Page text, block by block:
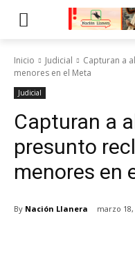
Inicio Judicial
Capturan a
menores en el Meta
Judicial
Capturan a
presunto
menores en
By Nación Llanera marzo 18,